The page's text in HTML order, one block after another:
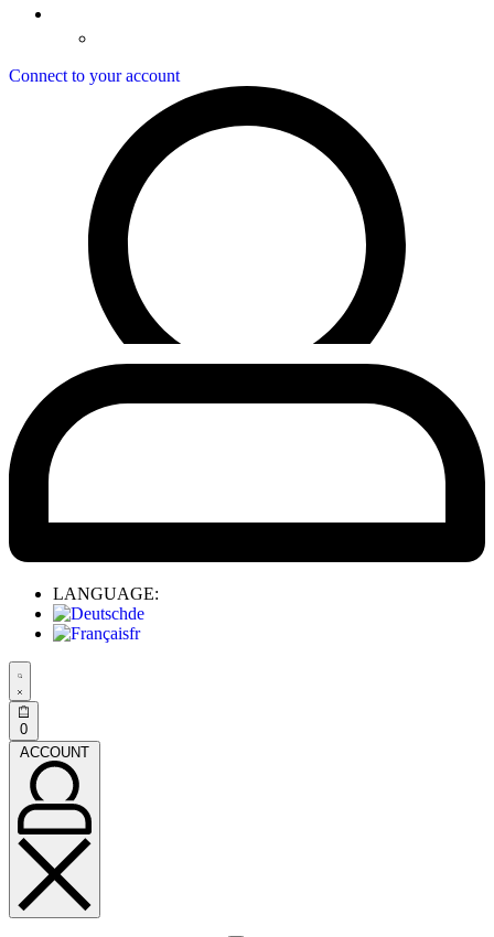
Connect to your account
LANGUAGE:
de
fr
0
ACCOUNT